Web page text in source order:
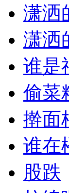
潇洒
潇洒
谁是
偷菜
擀面
谁在
股跌